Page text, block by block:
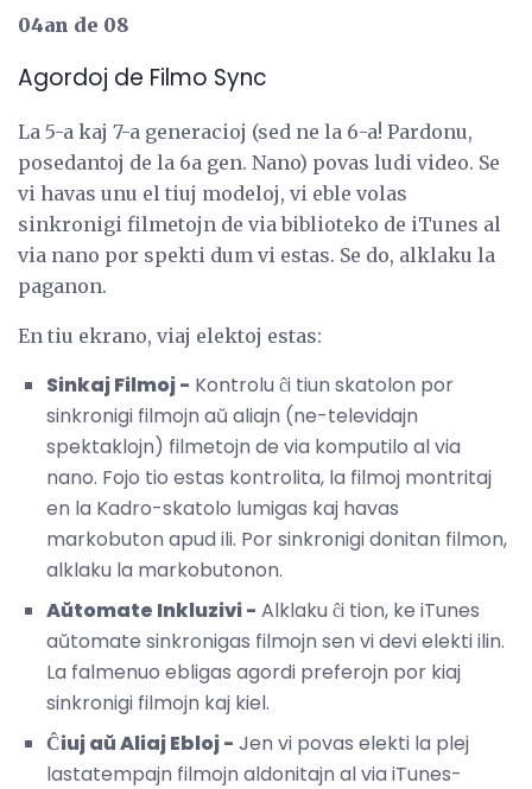
04an de 08
Agordoj de Filmo Sync
La 5-a kaj 7-a generacioj (sed ne la 6-a! Pardonu,
posedantoj de la 6a gen. Nano) povas ludi video. Se
vi havas unu el tiuj modeloj, vi eble volas
sinkronigi filmetojn de via biblioteko de iTunes al
via nano por spekti dum vi estas. Se do, alklaku la
paganon.
En tiu ekrano, viaj elektoj estas:
Sinkaj Filmoj - Kontrolu ĉi tiun skatolon por
sinkronigi filmojn aŭ aliajn (ne-televidajn
spektaklojn) filmetojn de via komputilo al via
nano. Fojo tio estas kontrolita, la filmoj montritaj
en la Kadro-skatolo lumigas kaj havas
markobuton apud ili. Por sinkronigi donitan filmon,
alklaku la markobutonon.
Aŭtomate Inkluzivi - Alklaku ĉi tion, ke iTunes
aŭtomate sinkronigas filmojn sen vi devi elekti ilin.
La falmenuo ebligas agordi preferojn por kiaj
sinkronigi filmojn kaj kiel.
Ĉiuj aŭ Aliaj Ebloj - Jen vi povas elekti la plej
lastatempajn filmojn aldonitajn al via iTunes-